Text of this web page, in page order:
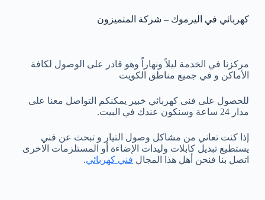
كهربائي في اليرموك – شركة المتميزون
مركزنا في الخدمة ليلاً ونهاراً وهو قادر على الوصول لكافة
الأماكن و في جميع مناطق الكويت
للحصول على فنى كهربائي خبير يمكنكم التواصل معنا على
مدار 24 ساعة وسنكون عندك في البيت.
إذا كنت تعاني من مشاكل وصول التيار و تبحث عن فني
يستطيع تبديل كابلات وليدات الإضاءة أو المستلزمات الاخرى
اتصل بنا فنحن أهل هذا المجال فني كهربائي.